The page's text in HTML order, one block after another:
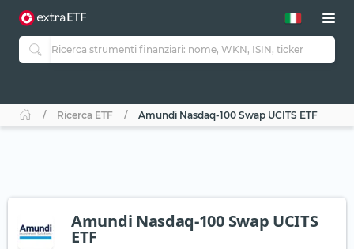
Ricerca ETF Amundi Nasdaq-100 Swap UCITS ETF
Amundi Nasdaq-100 Swap UCITS
ETF